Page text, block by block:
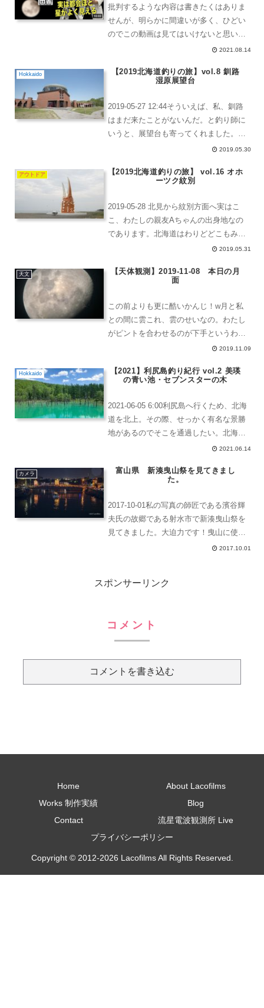
批判するような内容は書きたくはありま
せんが、明らかに間違いが多く、ひどい
のでこの動画は見てはいけないと思いま
した。見ることで、相手にお小遣いを
いることになるわけです。こんなダメな
2021.08.14
Hokkaido
【2019北海道釣りの旅】vol.8 釧路
湿原展望台
2019-05-27 12:44そういえば、私、釧路
はまだ来たことがないんだ。と釣り師に
いうと、展望台も寄ってくれました。こ
の施設の中に入って、一番上に上がると
料展望台展望台といえば、双眼鏡パート
2019.05.30
アウトドア
【2019北海道釣りの旅】 vol.16 オホ
ーツク紋別
2019-05-28 北見から紋別方面へ実はこ
こ、わたしの親友Aちゃんの出身地なの
であります。北海道はわりどどこもみた
ような雰囲気を持っているし、見慣れた
ホーツク海で、流氷が観れる場所として
2019.05.31
天文
【天体観測】2019-11-08 本日の月
面
この前よりも更に酷いかんじ！w月と私
との間に雲これ、雲のせいなの。わたし
がピントを合わせるのが下手というわけ
ではないのだよ。。。でも、これは、ブ
ルによる揺れだろう。今日は、このレベ
2019.11.09
Hokkaido
【2021】利尻島釣り紀行 vol.2 美瑛
の青い池・セブンスターの木
2021-06-05 6:00利尻島へ行くため、北海
道を北上。その際、せっかく有名な景勝
地があるのでそこを通過したい。北海道
らしい絶景を通りつつ移動していくとい
て、写真もちゃっちゃと雑に撮っていき
2021.06.14
カメラ
富山県 新湊曳山祭を見てきまし
た。
2017-10-01私の写真の師匠である濱谷輝
夫氏の故郷である射水市で新湊曳山祭を
見てきました。大迫力です！曳山に使わ
れている山車は電線よりも高く、どうや
ノ部分のよう...
2017.10.01
スポンサーリンク
コメント
コメントを書き込む
Home
About Lacofilms
Works 制作実績
Blog
Contact
流星電波観測所 Live
プライバシーポリシー
Copyright © 2012-2026 Lacofilms All Rights Reserved.